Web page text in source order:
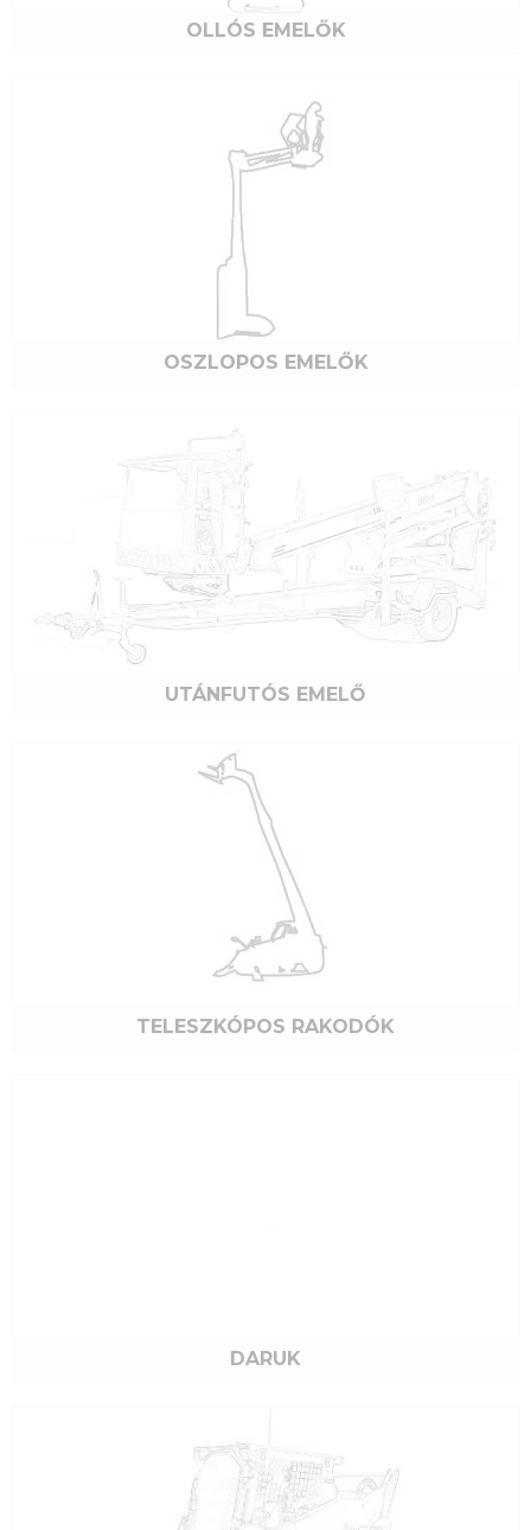
OLLÓS EMELŐK
OSZLOPOS EMELŐK
UTÁNFUTÓS EMELŐ
TELESZKÓPOS RAKODÓK
DARUK